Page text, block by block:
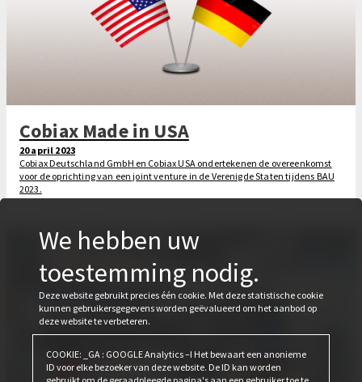
Cobiax Made in USA
20 april 2023
Cobiax Deutschland GmbH en Cobiax USA ondertekenen de overeenkomst
voor de oprichting van een joint venture in de Verenigde Staten tijdens BAU
2023.
We hebben uw
toestemming nodig.
Deze website gebruikt precies één cookie. Met deze statistische cookie
kunnen gebruikersgegevens worden geëvalueerd om het aanbod op
deze website te verbeteren.
COOKIE: _GA : GOOGLE Analytics –I Het bewaart een anonieme
ID voor elke bezoeker van deze website. De ID kan worden